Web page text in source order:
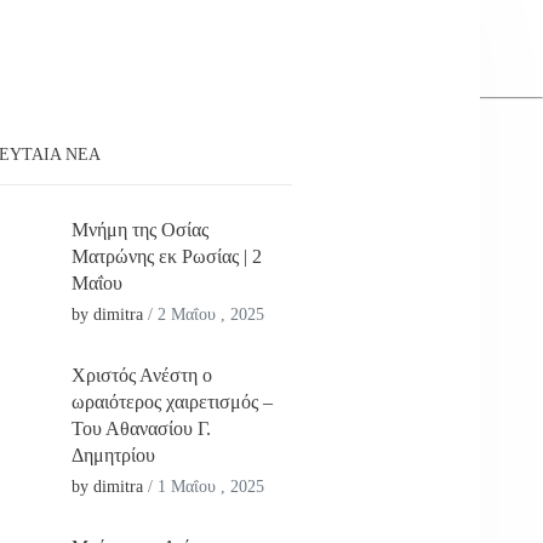
ΝΕΑ
Μνήμη της Οσίας
Ματρώνης εκ Ρωσίας | 2
Μαΐου
by dimitra / 2 Μαΐου , 2025
Χριστός Ανέστη ο
ωραιότερος χαιρετισμός –
Του Αθανασίου Γ.
Δημητρίου
by dimitra / 1 Μαΐου , 2025